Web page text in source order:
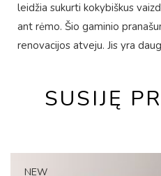
leidžia sukurti kokybiškus
ant rėmo. Šio gaminio
renovacijos atveju. Jis yra
SUSIJĘ